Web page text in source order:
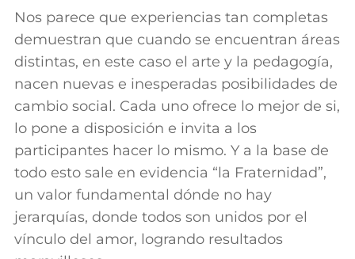
Nos parece que experiencias tan completas
demuestran que cuando se encuentran áreas
distintas, en este caso el arte y la pedagogía,
nacen nuevas e inesperadas posibilidades de
cambio social. Cada uno ofrece lo mejor de si,
lo pone a disposición e invita a los
participantes hacer lo mismo. Y a la base de
todo esto sale en evidencia “la Fraternidad”,
un valor fundamental dónde no hay
jerarquías, donde todos son unidos por el
vínculo del amor, logrando resultados